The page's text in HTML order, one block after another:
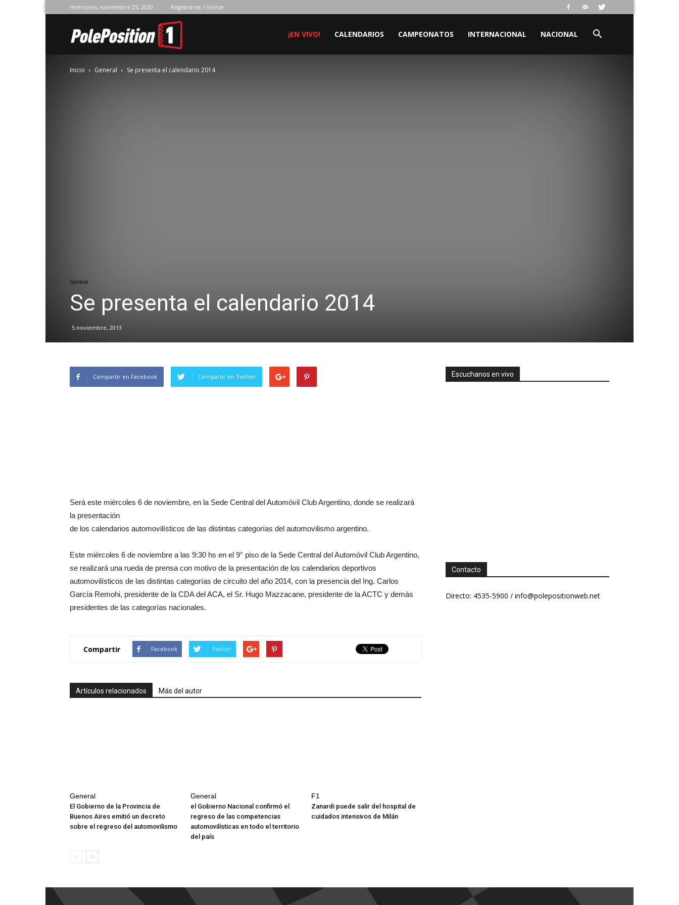
miércoles, noviembre 25, 2020 Registrarse / Unirse
Position
¡EN VIVO! CALENDARIOS CAMPEONATOS INTERNACIONAL NACIONAL
Inicio General Se presenta el calendario 2014
General
Se presenta el calendario 2014
5 noviembre, 2013
Compartir en Facebook Compartir en Twitter
Será este miércoles 6 de noviembre, en la Sede Central del Automóvil Club Argentino, donde se realizará
la presentación
de los calendarios automovilísticos de las distintas categorías del automovilismo argentino.
Este miércoles 6 de noviembre a las 9:30 hs en el 9° piso de la Sede Central del Automóvil Club Argentino,
se realizará una rueda de prensa con motivo de la presentación de los calendarios deportivos
automovilísticos de las distintas categorías de circuito del año 2014, con la presencia del Ing. Carlos
García Remohi, presidente de la CDA del ACA, el Sr. Hugo Mazzacane, presidente de la ACTC y demás
presidentes de las categorías nacionales.
Compartir Facebook Twitter
Artículos relacionados Más del autor
General
El Gobierno de la Provincia de
Buenos Aires emitió un decreto
sobre el regreso del automovilismo
General
el Gobierno Nacional confirmó el
regreso de las competencias
automovilísticas en todo el territorio
del país
F1
Zanardi puede salir del hospital de
cuidados intensivos de Milán
Escuchanos en vivo
Contacto
Directo: 4535-5900 / info@polepositionweb.net